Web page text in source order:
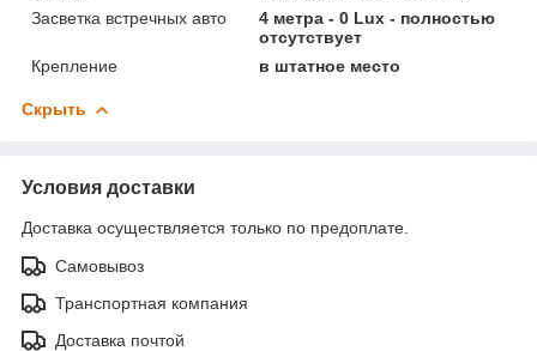
Засветка встречных авто
4 метра - 0 Lux - полностью
отсутствует
Крепление
в штатное место
Скрыть
Условия доставки
Доставка осуществляется только по предоплате.
Самовывоз
Транспортная компания
Доставка почтой